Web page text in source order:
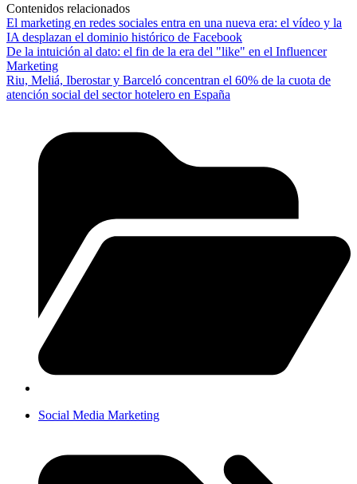
Contenidos relacionados
El marketing en redes sociales entra en una nueva era: el vídeo y la
IA desplazan el dominio histórico de Facebook
De la intuición al dato: el fin de la era del "like" en el Influencer
Marketing
Riu, Meliá, Iberostar y Barceló concentran el 60% de la cuota de
atención social del sector hotelero en España
Social Media Marketing